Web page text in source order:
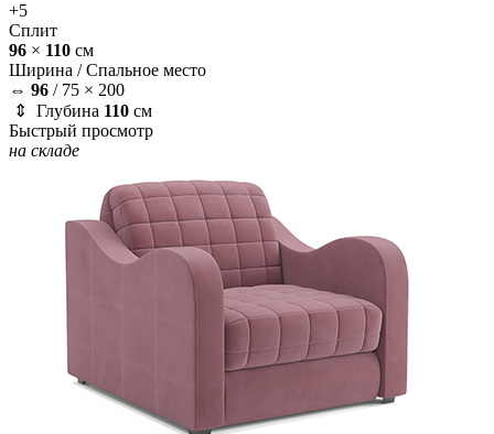
+5
Сплит
96 × 110 см
Ширина /Спальное место
⇔ 96 / 75 × 200
⇕ Глубина 110 см
Быстрый просмотр
на складе